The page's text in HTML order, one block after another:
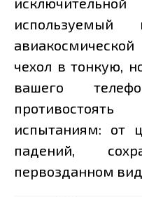
чехол в тонкую,
вашего
испытаниям: от
падений,
первозданном